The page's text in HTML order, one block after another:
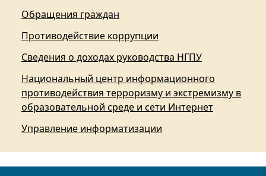
Обращения граждан
Противодействие коррупции
Сведения о доходах руководства НГПУ
Национальный центр информационного
противодействия терроризму и экстремизму в
образовательной среде и сети Интернет
Управление информатизации